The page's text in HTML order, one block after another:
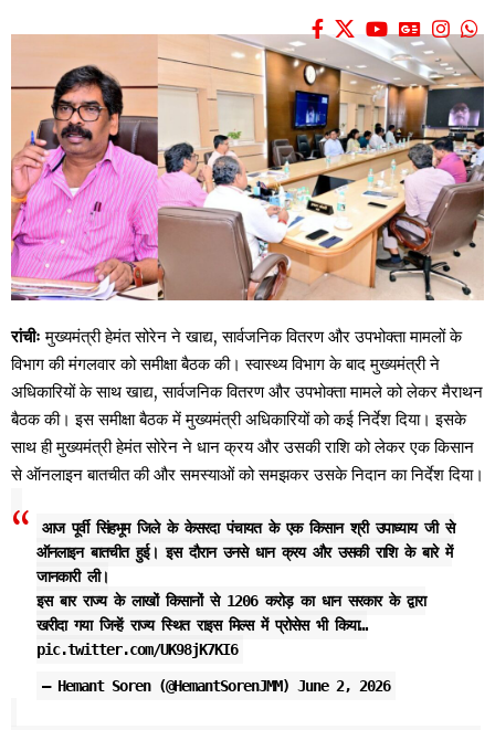
रांचीः मुख्यमंत्री हेमंत सोरेन ने खाद्य, सार्वजनिक वितरण और उपभोक्ता मामलों के
विभाग की मंगलवार को समीक्षा बैठक की। स्वास्थ्य विभाग के बाद मुख्यमंत्री ने
अधिकारियों के साथ खाद्य, सार्वजनिक वितरण और उपभोक्ता मामले को लेकर मैराथन
बैठक की। इस समीक्षा बैठक में मुख्यमंत्री अधिकारियों को कई निर्देश दिया। इसके
साथ ही मुख्यमंत्री हेमंत सोरेन ने धान क्रय और उसकी राशि को लेकर एक किसान
से ऑनलाइन बातचीत की और समस्याओं को समझकर उसके निदान का निर्देश दिया।
आज पूर्वी सिंहभूम जिले के केसरदा पंचायत के एक किसान श्री उपाध्याय जी से
ऑनलाइन बातचीत हुई। इस दौरान उनसे धान क्रय और उसकी राशि के बारे में
जानकारी ली।
इस बार राज्य के लाखों किसानों से 1206 करोड़ का धान सरकार के द्वारा
खरीदा गया जिन्हें राज्य स्थित राइस मिल्स में प्रोसेस भी किया…
pic.twitter.com/UK98jK7KI6
— Hemant Soren (@HemantSorenJMM) June 2, 2026